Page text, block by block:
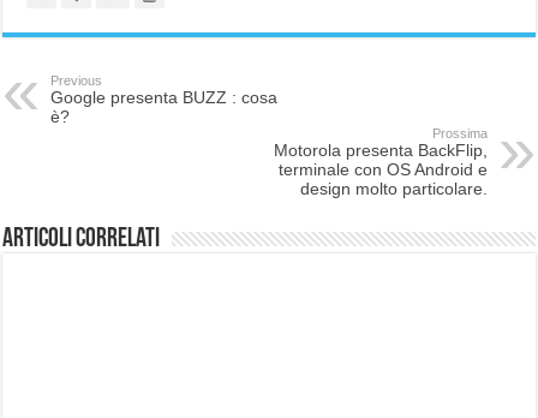
Previous
Google presenta BUZZ : cosa
è?
Prossima
Motorola presenta BackFlip,
terminale con OS Android e
design molto particolare.
Articoli correlati